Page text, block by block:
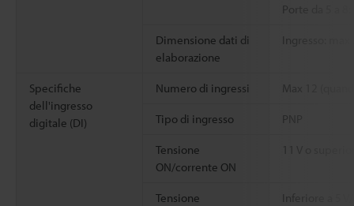
Porte da 5 a 8:
Dimensione dati di
elaborazione
Specifiche
dell'ingresso
digitale (DI)
Numero di ingressi Max 12
Tipo di ingresso PNP
Tensione
ON/corrente ON
Tensione